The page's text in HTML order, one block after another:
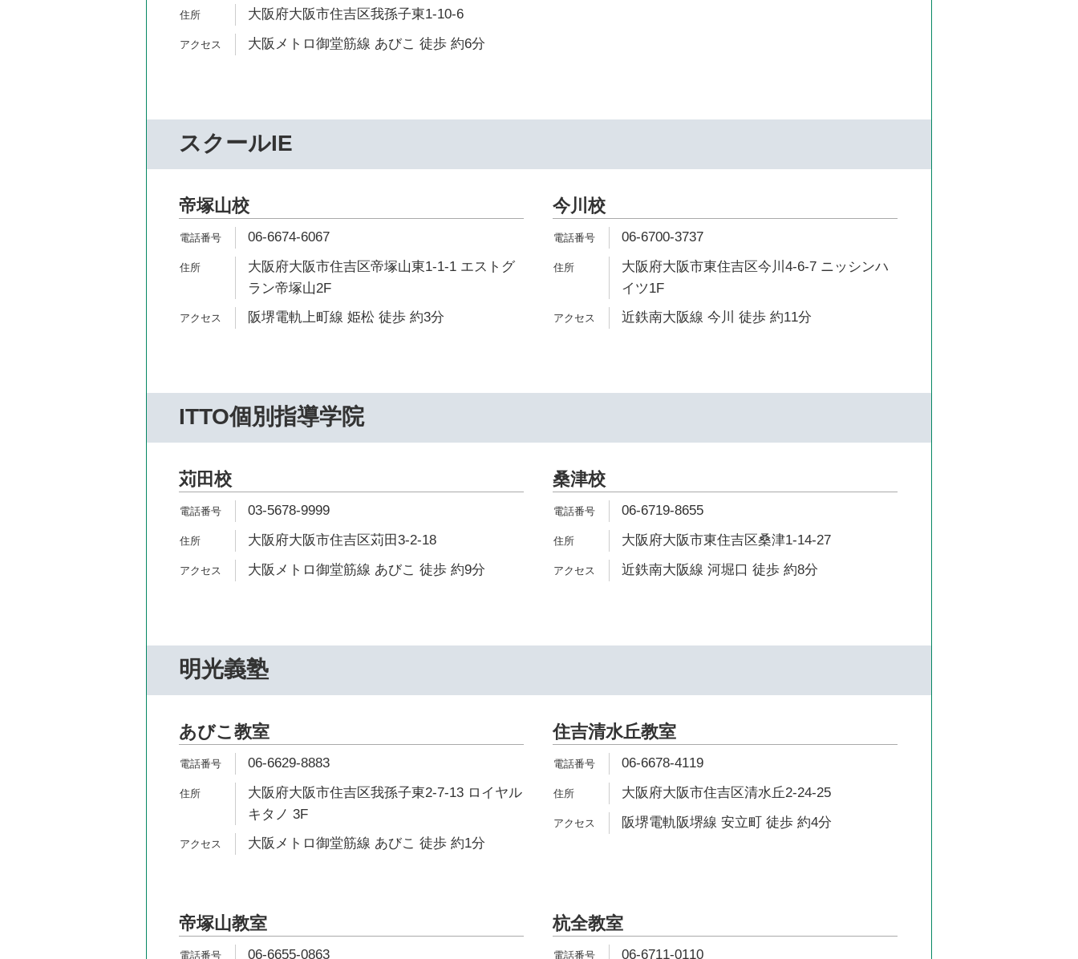
大阪府大阪市住吉区我孫子東1-10-6
大阪メトロ御堂筋線 あびこ 徒歩 約6分
スクールIE
帝塚山校
06-6674-6067
大阪府大阪市住吉区帝塚山東1-1-1 エストグ
ラン帝塚山2F
阪堺電軌上町線 姫松 徒歩 約3分
今川校
06-6700-3737
大阪府大阪市東住吉区今川4-6-7 ニッシンハ
イツ1F
近鉄南大阪線 今川 徒歩 約11分
ITTO個別指導学院
苅田校
03-5678-9999
大阪府大阪市住吉区苅田3-2-18
大阪メトロ御堂筋線 あびこ 徒歩 約9分
桑津校
06-6719-8655
大阪府大阪市東住吉区桑津1-14-27
近鉄南大阪線 河堀口 徒歩 約8分
明光義塾
あびこ教室
06-6629-8883
大阪府大阪市住吉区我孫子東2-7-13 ロイヤル
キタノ 3F
大阪メトロ御堂筋線 あびこ 徒歩 約1分
住吉清水丘教室
06-6678-4119
大阪府大阪市住吉区清水丘2-24-25
阪堺電軌阪堺線 安立町 徒歩 約4分
帝塚山教室
06-6655-0863
杭全教室
06-6711-0110